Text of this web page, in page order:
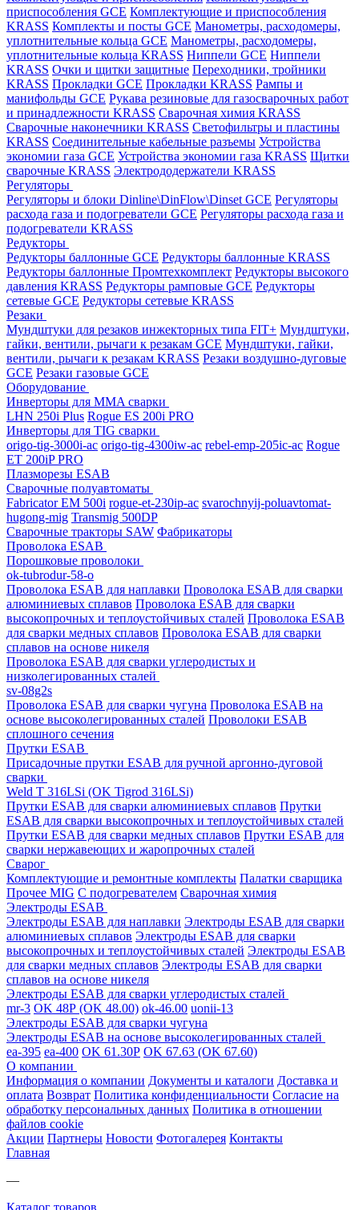
приспособления GCE Комплектующие и приспособления
KRASS Комплекты и посты GCE Манометры, расходомеры,
уплотнительные кольца GCE Манометры, расходомеры,
уплотнительные кольца KRASS Ниппели GCE Ниппели
KRASS Очки и щитки защитные Переходники, тройники
KRASS Прокладки GCE Прокладки KRASS Рампы и
манифольды GCE Рукава резиновые для газосварочных работ
и принадлежности KRASS Сварочная химия KRASS
Сварочные наконечники KRASS Светофильтры и пластины
KRASS Соединительные кабельные разъемы Устройства
экономии газа GCE Устройства экономии газа KRASS Щитки
сварочные KRASS Электрододержатели KRASS
Регуляторы
Регуляторы и блоки Dinline\DinFlow\Dinset GCE Регуляторы
расхода газа и подогреватели GCE Регуляторы расхода газа и
подогреватели KRASS
Редукторы
Редукторы баллонные GCE Редукторы баллонные KRASS
Редукторы баллонные Промтехкомплект Редукторы высокого
давления KRASS Редукторы рамповые GCE Редукторы
сетевые GCE Редукторы сетевые KRASS
Резаки
Мундштуки для резаков инжекторных типа FIT+ Мундштуки,
гайки, вентили, рычаги к резакам GCE Мундштуки, гайки,
вентили, рычаги к резакам KRASS Резаки воздушно-дуговые
GCE Резаки газовые GCE
Оборудование
Инверторы для MMA сварки
LHN 250i Plus Rogue ES 200i PRO
Инверторы для TIG сварки
origo-tig-3000i-ac origo-tig-4300iw-ac rebel-emp-205ic-ac Rogue
ET 200iP PRO
Плазморезы ESAB
Сварочные полуавтоматы
Fabricator EM 500i rogue-et-230ip-ac svarochnyij-poluavtomat-
hugong-mig Transmig 500DP
Сварочные тракторы SAW Фабрикаторы
Проволока ESAB
Порошковые проволоки
ok-tubrodur-58-o
Проволока ESAB для наплавки Проволока ESAB для сварки
алюминиевых сплавов Проволока ESAB для сварки
высокопрочных и теплоустойчивых сталей Проволока ESAB
для сварки медных сплавов Проволока ESAB для сварки
сплавов на основе никеля
Проволока ESAB для сварки углеродистых и
низколегированных сталей
sv-08g2s
Проволока ESAB для сварки чугуна Проволока ESAB на
основе высоколегированных сталей Проволоки ESAB
сплошного сечения
Прутки ESAB
Присадочные прутки ESAB для ручной аргонно-дуговой
сварки
Weld T 316LSi (OK Tigrod 316LSi)
Прутки ESAB для сварки алюминиевых сплавов Прутки
ESAB для сварки высокопрочных и теплоустойчивых сталей
Прутки ESAB для сварки медных сплавов Прутки ESAB для
сварки нержавеющих и жаропрочных сталей
Сварог
Комплектующие и ремонтные комплекты Палатки сварщика
Прочее MIG С подогревателем Сварочная химия
Электроды ESAB
Электроды ESAB для наплавки Электроды ESAB для сварки
алюминиевых сплавов Электроды ESAB для сварки
высокопрочных и теплоустойчивых сталей Электроды ESAB
для сварки медных сплавов Электроды ESAB для сварки
сплавов на основе никеля
Электроды ESAB для сварки углеродистых сталей
mr-3 OK 48Р (OK 48.00) ok-46.00 uonii-13
Электроды ESAB для сварки чугуна
Электроды ESAB на основе высоколегированных сталей
ea-395 ea-400 OK 61.30Р OK 67.63 (OK 67.60)
О компании
Информация о компании Документы и каталоги Доставка и
оплата Возврат Политика конфиденциальности Согласие на
обработку персональных данных Политика в отношении
файлов cookie
Акции Партнеры Новости Фотогалерея Контакты
Главная
—
Каталог товаров